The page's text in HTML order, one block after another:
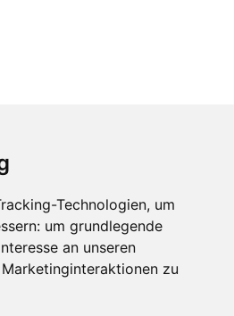
Technologien, um
um grundlegende
an unseren
zu